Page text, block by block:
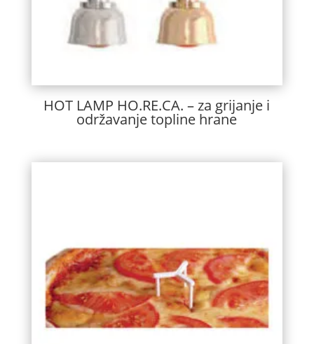
HOT LAMP HO.RE.CA. – za grijanje i
održavanje topline hrane